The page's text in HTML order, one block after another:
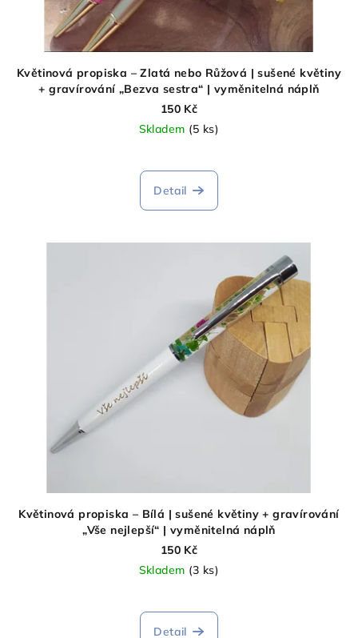
Květinová propiska – Zlatá nebo Růžová | sušené květiny
+ gravírování „Bezva sestra“ | vyměnitelná náplň
150 Kč
Skladem (5 ks)
Detail
Květinová propiska – Bílá | sušené květiny + gravírování
„Vše nejlepší“ | vyměnitelná náplň
150 Kč
Skladem (3 ks)
Detail